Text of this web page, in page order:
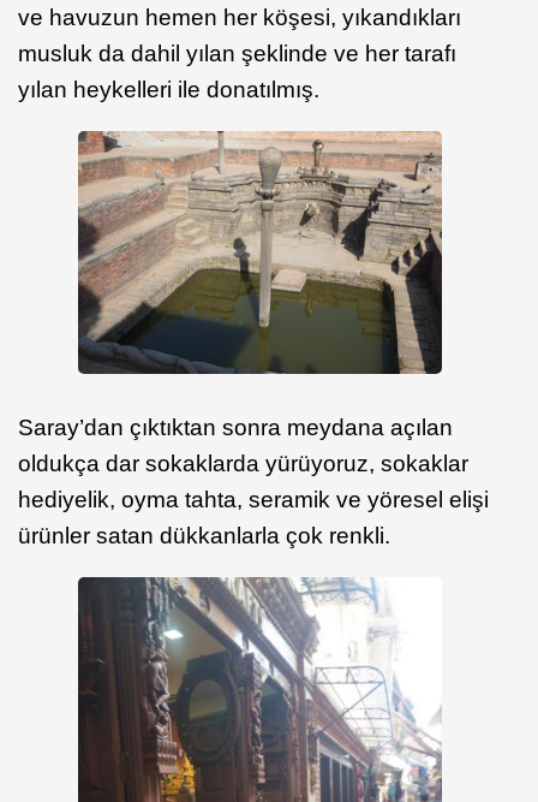
ve havuzun hemen her köşesi, yıkandıkları
musluk da dahil yılan şeklinde ve her tarafı
yılan heykelleri ile donatılmış.
Saray’dan çıktıktan sonra meydana açılan
oldukça dar sokaklarda yürüyoruz, sokaklar
hediyelik, oyma tahta, seramik ve yöresel elişi
ürünler satan dükkanlarla çok renkli.